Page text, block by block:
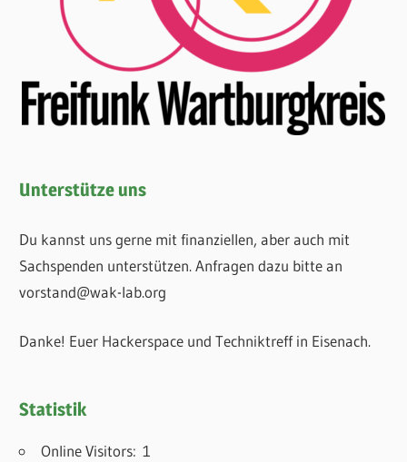
Unterstütze uns
Du kannst uns gerne mit finanziellen, aber auch mit
Sachspenden unterstützen. Anfragen dazu bitte an
vorstand@wak-lab.org
Danke! Euer Hackerspace und Techniktreff in Eisenach.
Statistik
Online Visitors:1